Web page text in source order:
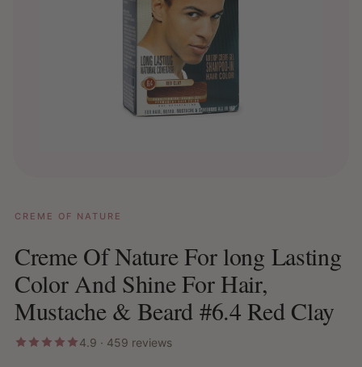
CREME OF NATURE
Creme Of Nature For long Lasting
Color And Shine For Hair,
Mustache & Beard #6.4 Red Clay
4.9 · 459 reviews